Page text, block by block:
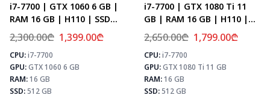
MAX FPS
CS2
143
PUBG
83
Fortnite
98
i7-7700 | GTX 1060 6 GB |
RAM 16 GB | H110 | SSD
512 GB
2,300.00₾ 1,399.00₾
CPU:i7-7700
GPU:GTX 1060 6 GB
RAM:16 GB
SSD:512 GB
⚡ MAX FPS
CS2
133
PUBG
78
Fortnite
92
i7-7700 | GTX 1080 Ti 11
GB | RAM 16 GB | H110 |
SSD 512 GB
2,650.00₾ 1,799.00₾
CPU:i7-7700
GPU:GTX 1080 Ti 11 GB
RAM:16 GB
SSD:512 GB